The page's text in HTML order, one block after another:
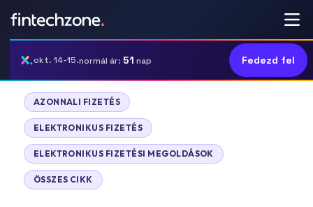
okt. 14-15.normál ár: 51 nap Fedezd fel
AZONNALI FIZETÉS
ELEKTRONIKUS FIZETÉS
ELEKTRONIKUS FIZETÉSI MEGOLDÁSOK
ÖSSZES CIKK